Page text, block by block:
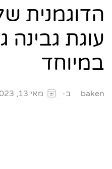
הדוגמנית
עוגת גבינה
במיוחד
baken ב- מאי 13, 2023